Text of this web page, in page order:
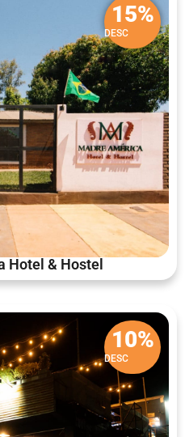
15%
DESC
Hotel & Hostel
10%
DESC